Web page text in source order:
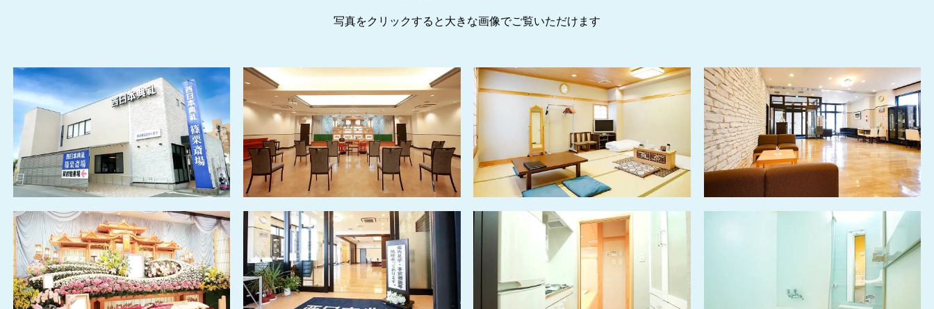
写真をクリックすると大きな画像でご覧いただけます